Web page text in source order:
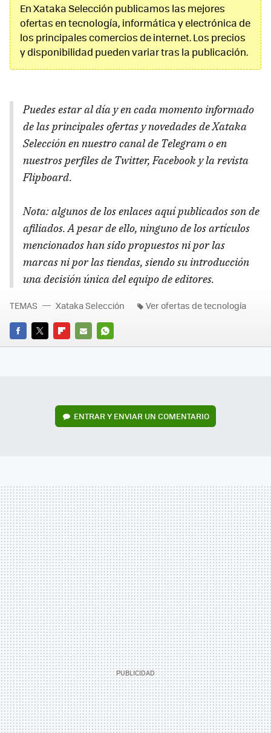
En Xataka Selección publicamos las mejores
ofertas en tecnología, informática y electrónica de
los principales comercios de internet. Los precios
y disponibilidad pueden variar tras la publicación.
Puedes estar al día y en cada momento informado
de las principales ofertas y novedades de Xataka
Selección en nuestro canal de Telegram o en
nuestros perfiles de Twitter, Facebook y la revista
Flipboard.
Nota: algunos de los enlaces aquí publicados son de
afiliados. A pesar de ello, ninguno de los artículos
mencionados han sido propuestos ni por las
marcas ni por las tiendas, siendo su introducción
una decisión única del equipo de editores.
FACEBOOK
TWITTERFLIPBOARD
E-
WHATSAPP
TEMAS Xataka Selección Ver ofertas de tecnología
ENTRAR Y ENVIAR UN COMENTARIO